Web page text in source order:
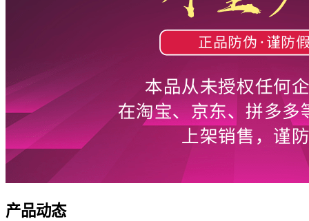
产品动态